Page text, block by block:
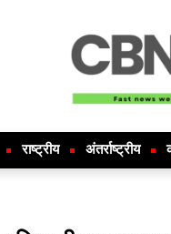
राष्ट्रीय अंतर्राष्ट्रीय